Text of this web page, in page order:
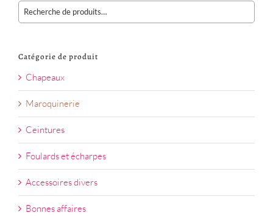
Catégorie de produit
Chapeaux
Maroquinerie
Ceintures
Foulards et écharpes
Accessoires divers
Bonnes affaires